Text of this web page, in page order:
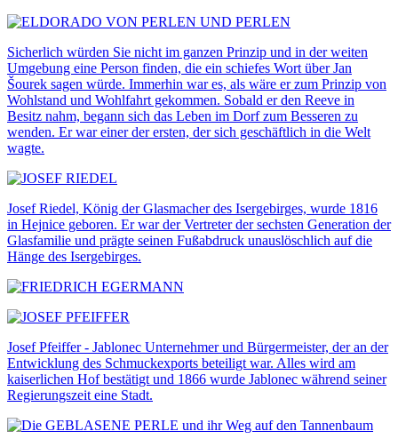
Sicherlich würden Sie nicht im ganzen Prinzip und in der weiten
Umgebung eine Person finden, die ein schiefes Wort über Jan
Šourek sagen würde. Immerhin war es, als wäre er zum Prinzip von
Wohlstand und Wohlfahrt gekommen. Sobald er den Reeve in
Besitz nahm, begann sich das Leben im Dorf zum Besseren zu
wenden. Er war einer der ersten, der sich geschäftlich in die Welt
wagte.
Josef Riedel, König der Glasmacher des Isergebirges, wurde 1816
in Hejnice geboren. Er war der Vertreter der sechsten Generation der
Glasfamilie und prägte seinen Fußabdruck unauslöschlich auf die
Hänge des Isergebirges.
Josef Pfeiffer - Jablonec Unternehmer und Bürgermeister, der an der
Entwicklung des Schmuckexports beteiligt war. Alles wird am
kaiserlichen Hof bestätigt und 1866 wurde Jablonec während seiner
Regierungszeit eine Stadt.